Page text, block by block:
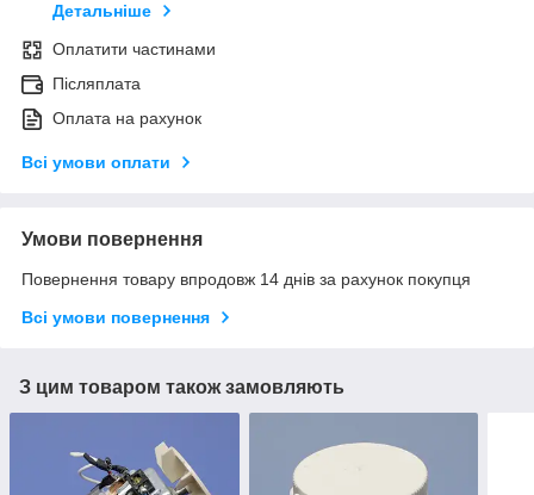
Детальніше
Оплатити частинами
Післяплата
Оплата на рахунок
Всі умови оплати
Умови повернення
Повернення товару впродовж 14 днів за рахунок покупця
Всі умови повернення
З цим товаром також замовляють